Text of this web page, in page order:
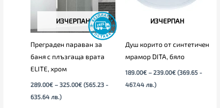
ИЗЧЕРПАН
Преграден параван за
баня с плъзгаща врата
ELITЕ, хром
289.00€ – 325.00€ (565.23 -
635.64 лв.)
ИЗЧЕРПАН
Душ корито от синтетичен
мрамор DITA, бяло
189.00€ – 239.00€ (369.65 -
467.44 лв.)